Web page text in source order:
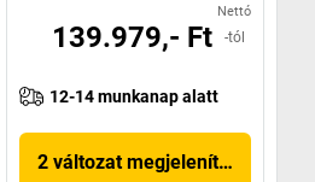
Nettó
139.979,- Ft -tól
12-14 munkanap alatt
2 változat megjelenítése